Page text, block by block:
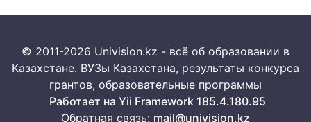
© 2011-2026 Univision.kz - всё об образовании в
Казахстане. ВУЗы Казахстана, результаты конкурса
грантов, образовательные программы
Работает на Yii Framework 185.4.180.95
Обратная связь: mail@univision.kz